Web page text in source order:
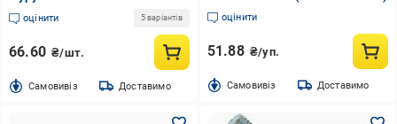
(20200018)
оцінити 5 варіантів
66.60 ₴/шт.
Cамовивіз Доставимо
оцінити
51.88 ₴/уп.
Cамовивіз Доставимо